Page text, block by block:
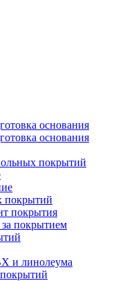
основания
основания
покрытий
покрытий
покрытия
покрытием
и линолеума